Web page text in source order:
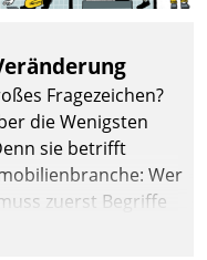
Fragezeichen?
die Wenigsten
sie betrifft
Wer
zuerst Begriffe
Optimierung: